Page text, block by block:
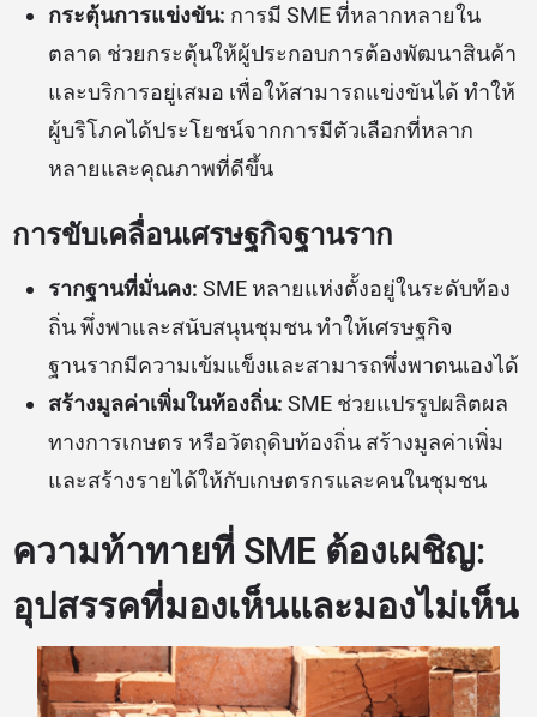
กระตุ้นการแข่งขัน: การมี SME ที่หลากหลายใน
ตลาด ช่วยกระตุ้นให้ผู้ประกอบการต้องพัฒนาสินค้า
และบริการอยู่เสมอ เพื่อให้สามารถแข่งขันได้ ทำให้
ผู้บริโภคได้ประโยชน์จากการมีตัวเลือกที่หลาก
หลายและคุณภาพที่ดีขึ้น
การขับเคลื่อนเศรษฐกิจฐานราก
รากฐานที่มั่นคง: SME หลายแห่งตั้งอยู่ในระดับท้อง
ถิ่น พึ่งพาและสนับสนุนชุมชน ทำให้เศรษฐกิจ
ฐานรากมีความเข้มแข็งและสามารถพึ่งพาตนเองได้
สร้างมูลค่าเพิ่มในท้องถิ่น: SME ช่วยแปรรูปผลิตผล
ทางการเกษตร หรือวัตถุดิบท้องถิ่น สร้างมูลค่าเพิ่ม
และสร้างรายได้ให้กับเกษตรกรและคนในชุมชน
ความท้าทายที่ SME ต้องเผชิญ:
อุปสรรคที่มองเห็นและมองไม่เห็น